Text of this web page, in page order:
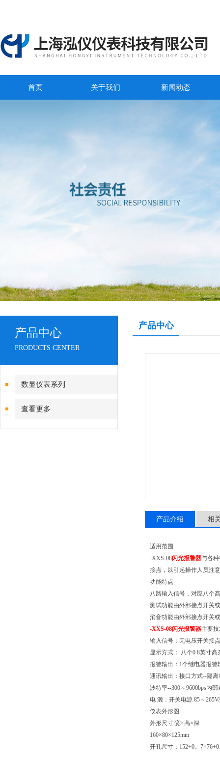
首页 关于我们 新闻动态
产品中心
PRODUCTS CENTER
数显仪表系列
查看更多
产品中心
产品介绍 相
适用范围
-XXS-08闪光报警器与各
接点，以引起操作人员注
功能特点
八路输入信号，对应八个
测试功能由外部接点开关
消音功能由外部接点开关
-XXS-08闪光报警器主要
输入信号：无电压开关接
显示方式： 八个0.8英寸
报警输出：1个继电器报
通讯输出：接口方式--隔离
波特率--300～9600bps内
电 源：开关电源 85～
仪表外形图
外形尺寸:宽×高×深
160×80×125mm
开孔尺寸：152+0。